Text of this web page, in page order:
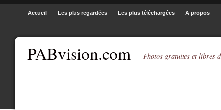
PABvision.com Photos gratuites et libres
Accueil Les plus regardées Les plus téléchargées A propos